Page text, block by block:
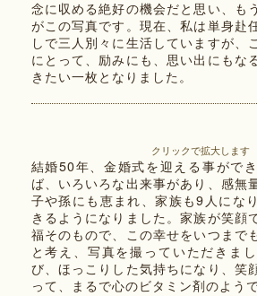
念に収める絶好の機会だと思い、も
がこの写真です。現在、私は単身赴
しで三人別々に生活していますが、
にとって、励みにも、思い出にもな
きたい一枚となりました。
クリックで拡大します
結婚50年、金婚式を迎える事がで
ば、いろいろな出来事があり、感無
子や孫にも恵まれ、家族も9人にな
きるようになりました。家族が笑顔
福そのもので、この幸せをいつまで
と考え、写真を撮っていただきま
び、ほっこりした気持ちになり、笑
って、まるで心のビタミン剤のようで